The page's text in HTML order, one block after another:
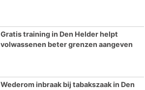
Gratis training in Den Helder helpt
volwassenen beter grenzen aangeven
Wederom inbraak bij tabakszaak in Den